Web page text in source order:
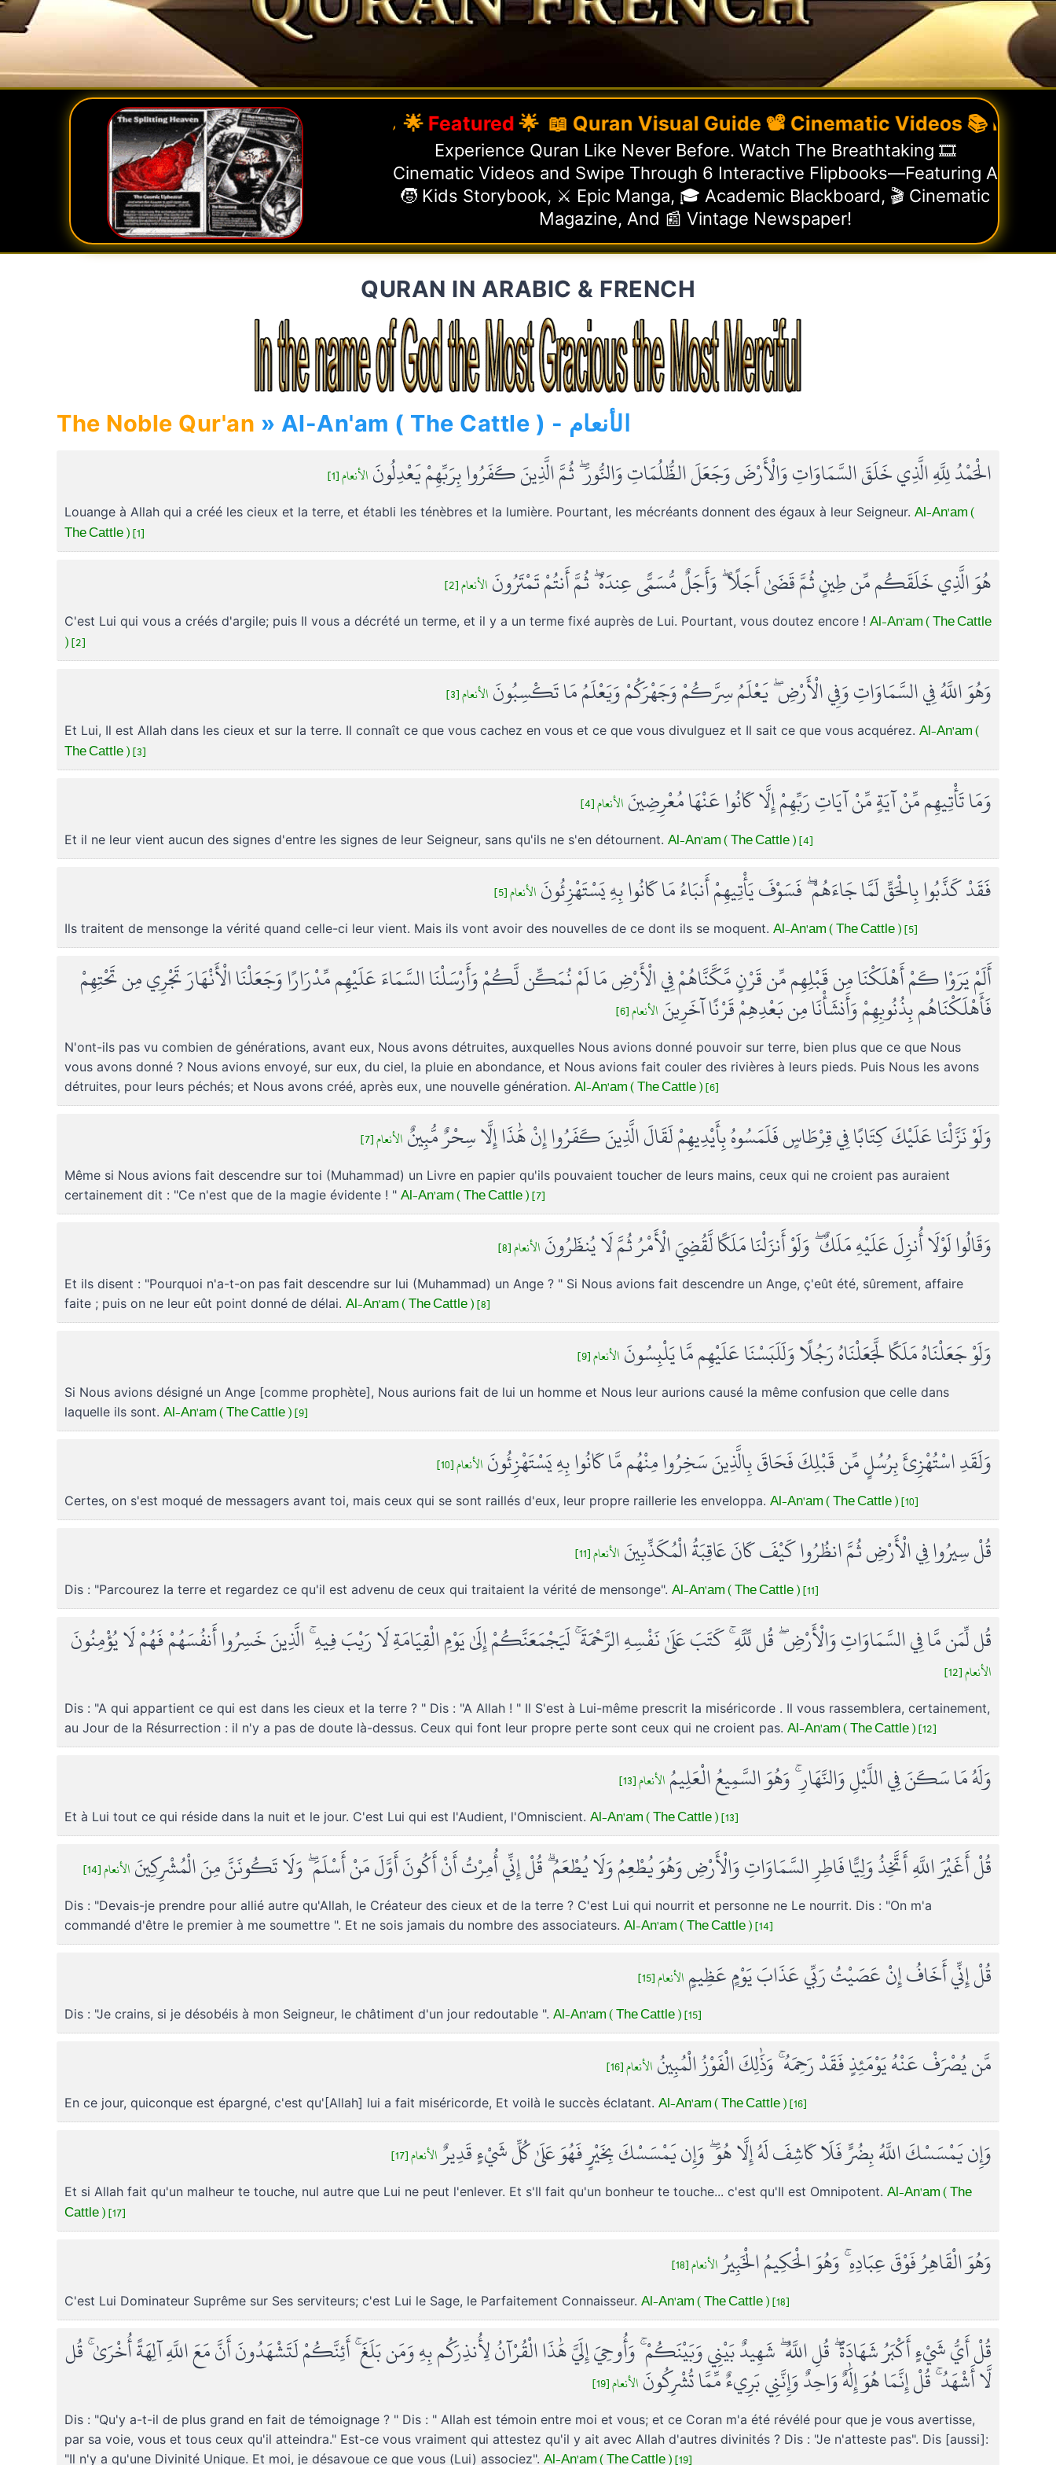
Featured🌟 📖 Quran Visual Guide 📽️ Cinematic Videos 📚 Flipbooks
Experience Quran Like Never Before. Watch The Breathtaking 🎞️
Cinematic Videos and Swipe Through 6 Interactive Flipbooks—Featuring A
🧒 Kids Storybook, ⚔️ Epic Manga, 🎓 Academic Blackboard, 🎬 Cinematic
Magazine, And 📰 Vintage Newspaper!
QURAN IN ARABIC & FRENCH
The Noble Qur'an » Al-An'am ( The Cattle ) - الأنعام
الْحَمْدُ لِلَّهِ الَّذِي خَلَقَ السَّمَاوَاتِ وَالْأَرْضَ وَجَعَلَ الظُّلُمَاتِ وَالنُّورَ ۖ ثُمَّ الَّذِينَ كَفَرُوا بِرَبِّهِمْ يَعْدِلُونَ الأنعام [1]
Louange à Allah qui a créé les cieux et la terre, et établi les ténèbres et la lumière. Pourtant, les mécréants donnent des égaux à leur Seigneur. Al-An'am (
The Cattle ) [1]
هُوَ الَّذِي خَلَقَكُم مِّن طِينٍ ثُمَّ قَضَىٰ أَجَلًا ۖ وَأَجَلٌ مُّسَمًّى عِندَهُ ۖ ثُمَّ أَنتُمْ تَمْتَرُونَ الأنعام [2]
C'est Lui qui vous a créés d'argile; puis Il vous a décrété un terme, et il y a un terme fixé auprès de Lui. Pourtant, vous doutez encore ! Al-An'am ( The Cattle
) [2]
وَهُوَ اللَّهُ فِي السَّمَاوَاتِ وَفِي الْأَرْضِ ۖ يَعْلَمُ سِرَّكُمْ وَجَهْرَكُمْ وَيَعْلَمُ مَا تَكْسِبُونَ الأنعام [3]
Et Lui, Il est Allah dans les cieux et sur la terre. Il connaît ce que vous cachez en vous et ce que vous divulguez et Il sait ce que vous acquérez. Al-An'am (
The Cattle ) [3]
وَمَا تَأْتِيهِم مِّنْ آيَةٍ مِّنْ آيَاتِ رَبِّهِمْ إِلَّا كَانُوا عَنْهَا مُعْرِضِينَ الأنعام [4]
Et il ne leur vient aucun des signes d'entre les signes de leur Seigneur, sans qu'ils ne s'en détournent. Al-An'am ( The Cattle ) [4]
فَقَدْ كَذَّبُوا بِالْحَقِّ لَمَّا جَاءَهُمْ ۖ فَسَوْفَ يَأْتِيهِمْ أَنبَاءُ مَا كَانُوا بِهِ يَسْتَهْزِئُونَ الأنعام [5]
Ils traitent de mensonge la vérité quand celle-ci leur vient. Mais ils vont avoir des nouvelles de ce dont ils se moquent. Al-An'am ( The Cattle ) [5]
أَلَمْ يَرَوْا كَمْ أَهْلَكْنَا مِن قَبْلِهِم مِّن قَرْنٍ مَّكَّنَّاهُمْ فِي الْأَرْضِ مَا لَمْ نُمَكِّن لَّكُمْ وَأَرْسَلْنَا السَّمَاءَ عَلَيْهِم مِّدْرَارًا وَجَعَلْنَا الْأَنْهَارَ تَجْرِي مِن تَحْتِهِمْ
فَأَهْلَكْنَاهُم بِذُنُوبِهِمْ وَأَنشَأْنَا مِن بَعْدِهِمْ قَرْنًا آخَرِينَ الأنعام [6]
N'ont-ils pas vu combien de générations, avant eux, Nous avons détruites, auxquelles Nous avions donné pouvoir sur terre, bien plus que ce que Nous
vous avons donné ? Nous avions envoyé, sur eux, du ciel, la pluie en abondance, et Nous avions fait couler des rivières à leurs pieds. Puis Nous les avons
détruites, pour leurs péchés; et Nous avons créé, après eux, une nouvelle génération. Al-An'am ( The Cattle ) [6]
وَلَوْ نَزَّلْنَا عَلَيْكَ كِتَابًا فِي قِرْطَاسٍ فَلَمَسُوهُ بِأَيْدِيهِمْ لَقَالَ الَّذِينَ كَفَرُوا إِنْ هَٰذَا إِلَّا سِحْرٌ مُّبِينٌ الأنعام [7]
Même si Nous avions fait descendre sur toi (Muhammad) un Livre en papier qu'ils pouvaient toucher de leurs mains, ceux qui ne croient pas auraient
certainement dit : "Ce n'est que de la magie évidente ! " Al-An'am ( The Cattle ) [7]
وَقَالُوا لَوْلَا أُنزِلَ عَلَيْهِ مَلَكٌ ۖ وَلَوْ أَنزَلْنَا مَلَكًا لَّقُضِيَ الْأَمْرُ ثُمَّ لَا يُنظَرُونَ الأنعام [8]
Et ils disent : "Pourquoi n'a-t-on pas fait descendre sur lui (Muhammad) un Ange ? " Si Nous avions fait descendre un Ange, ç'eût été, sûrement, affaire
faite ; puis on ne leur eût point donné de délai. Al-An'am ( The Cattle ) [8]
وَلَوْ جَعَلْنَاهُ مَلَكًا لَّجَعَلْنَاهُ رَجُلًا وَلَلَبَسْنَا عَلَيْهِم مَّا يَلْبِسُونَ الأنعام [9]
Si Nous avions désigné un Ange [comme prophète], Nous aurions fait de lui un homme et Nous leur aurions causé la même confusion que celle dans
laquelle ils sont. Al-An'am ( The Cattle ) [9]
وَلَقَدِ اسْتُهْزِئَ بِرُسُلٍ مِّن قَبْلِكَ فَحَاقَ بِالَّذِينَ سَخِرُوا مِنْهُم مَّا كَانُوا بِهِ يَسْتَهْزِئُونَ الأنعام [10]
Certes, on s'est moqué de messagers avant toi, mais ceux qui se sont raillés d'eux, leur propre raillerie les enveloppa. Al-An'am ( The Cattle ) [10]
قُلْ سِيرُوا فِي الْأَرْضِ ثُمَّ انظُرُوا كَيْفَ كَانَ عَاقِبَةُ الْمُكَذِّبِينَ الأنعام [11]
Dis : "Parcourez la terre et regardez ce qu'il est advenu de ceux qui traitaient la vérité de mensonge". Al-An'am ( The Cattle ) [11]
قُل لِّمَن مَّا فِي السَّمَاوَاتِ وَالْأَرْضِ ۖ قُل لِّلَّهِ ۚ كَتَبَ عَلَىٰ نَفْسِهِ الرَّحْمَةَ ۚ لَيَجْمَعَنَّكُمْ إِلَىٰ يَوْمِ الْقِيَامَةِ لَا رَيْبَ فِيهِ ۚ الَّذِينَ خَسِرُوا أَنفُسَهُمْ فَهُمْ لَا يُؤْمِنُونَ
الأنعام [12]
Dis : "A qui appartient ce qui est dans les cieux et la terre ? " Dis : "A Allah ! " Il S'est à Lui-même prescrit la miséricorde . Il vous rassemblera, certainement,
au Jour de la Résurrection : il n'y a pas de doute là-dessus. Ceux qui font leur propre perte sont ceux qui ne croient pas. Al-An'am ( The Cattle ) [12]
وَلَهُ مَا سَكَنَ فِي اللَّيْلِ وَالنَّهَارِ ۚ وَهُوَ السَّمِيعُ الْعَلِيمُ الأنعام [13]
Et à Lui tout ce qui réside dans la nuit et le jour. C'est Lui qui est l'Audient, l'Omniscient. Al-An'am ( The Cattle ) [13]
قُلْ أَغَيْرَ اللَّهِ أَتَّخِذُ وَلِيًّا فَاطِرِ السَّمَاوَاتِ وَالْأَرْضِ وَهُوَ يُطْعِمُ وَلَا يُطْعَمُ ۗ قُلْ إِنِّي أُمِرْتُ أَنْ أَكُونَ أَوَّلَ مَنْ أَسْلَمَ ۖ وَلَا تَكُونَنَّ مِنَ الْمُشْرِكِينَ الأنعام [14]
Dis : "Devais-je prendre pour allié autre qu'Allah, le Créateur des cieux et de la terre ? C'est Lui qui nourrit et personne ne Le nourrit. Dis : "On m'a
commandé d'être le premier à me soumettre ". Et ne sois jamais du nombre des associateurs. Al-An'am ( The Cattle ) [14]
قُلْ إِنِّي أَخَافُ إِنْ عَصَيْتُ رَبِّي عَذَابَ يَوْمٍ عَظِيمٍ الأنعام [15]
Dis : "Je crains, si je désobéis à mon Seigneur, le châtiment d'un jour redoutable ". Al-An'am ( The Cattle ) [15]
مَّن يُصْرَفْ عَنْهُ يَوْمَئِذٍ فَقَدْ رَحِمَهُ ۚ وَذَٰلِكَ الْفَوْزُ الْمُبِينُ الأنعام [16]
En ce jour, quiconque est épargné, c'est qu'[Allah] lui a fait miséricorde, Et voilà le succès éclatant. Al-An'am ( The Cattle ) [16]
وَإِن يَمْسَسْكَ اللَّهُ بِضُرٍّ فَلَا كَاشِفَ لَهُ إِلَّا هُوَ ۖ وَإِن يَمْسَسْكَ بِخَيْرٍ فَهُوَ عَلَىٰ كُلِّ شَيْءٍ قَدِيرٌ الأنعام [17]
Et si Allah fait qu'un malheur te touche, nul autre que Lui ne peut l'enlever. Et s'Il fait qu'un bonheur te touche... c'est qu'Il est Omnipotent. Al-An'am ( The
Cattle ) [17]
وَهُوَ الْقَاهِرُ فَوْقَ عِبَادِهِ ۚ وَهُوَ الْحَكِيمُ الْخَبِيرُ الأنعام [18]
C'est Lui Dominateur Suprême sur Ses serviteurs; c'est Lui le Sage, le Parfaitement Connaisseur. Al-An'am ( The Cattle ) [18]
قُلْ أَيُّ شَيْءٍ أَكْبَرُ شَهَادَةً ۖ قُلِ اللَّهُ ۖ شَهِيدٌ بَيْنِي وَبَيْنَكُمْ ۚ وَأُوحِيَ إِلَيَّ هَٰذَا الْقُرْآنُ لِأُنذِرَكُم بِهِ وَمَن بَلَغَ ۚ أَئِنَّكُمْ لَتَشْهَدُونَ أَنَّ مَعَ اللَّهِ آلِهَةً أُخْرَىٰ ۚ قُل
لَّا أَشْهَدُ ۚ قُلْ إِنَّمَا هُوَ إِلَٰهٌ وَاحِدٌ وَإِنَّنِي بَرِيءٌ مِّمَّا تُشْرِكُونَ الأنعام [19]
Dis : "Qu'y a-t-il de plus grand en fait de témoignage ? " Dis : " Allah est témoin entre moi et vous; et ce Coran m'a été révélé pour que je vous avertisse,
par sa voie, vous et tous ceux qu'il atteindra." Est-ce vous vraiment qui attestez qu'il y ait avec Allah d'autres divinités ? Dis : "Je n'atteste pas". Dis [aussi]:
"Il n'y a qu'une Divinité Unique. Et moi, je désavoue ce que vous (Lui) associez". Al-An'am ( The Cattle ) [19]